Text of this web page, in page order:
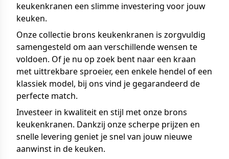
keukenkranen een slimme investering voor jouw
keuken.
Onze collectie brons keukenkranen is zorgvuldig
samengesteld om aan verschillende wensen te
voldoen. Of je nu op zoek bent naar een kraan
met uittrekbare sproeier, een enkele hendel of een
klassiek model, bij ons vind je gegarandeerd de
perfecte match.
Investeer in kwaliteit en stijl met onze brons
keukenkranen. Dankzij onze scherpe prijzen en
snelle levering geniet je snel van jouw nieuwe
aanwinst in de keuken.